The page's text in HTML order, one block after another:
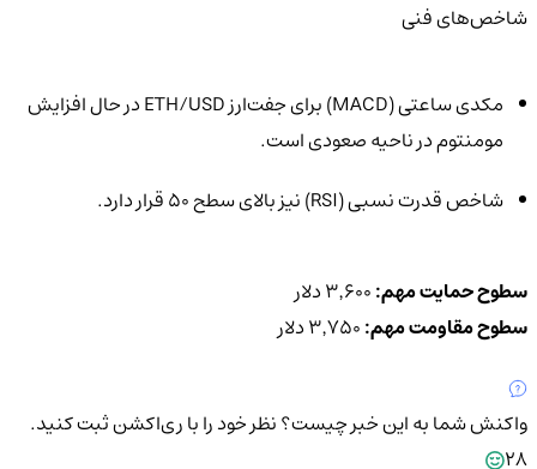
شاخص‌های فنی
مکدی ساعتی (MACD) برای جفت‌ارز ETH/USD در حال افزایش
مومنتوم در ناحیه صعودی است.
شاخص قدرت نسبی (RSI) نیز بالای سطح ۵۰ قرار دارد.
سطوح حمایت مهم:۳٬۶۰۰ دلار
سطوح مقاومت مهم:۳٬۷۵۰ دلار
واکنش شما به این خبر چیست؟نظر خود را با ری‌اکشن ثبت کنید.
28